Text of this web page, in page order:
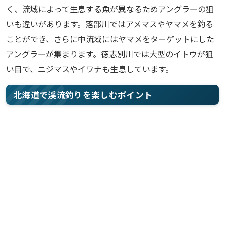
く、流域によって生息する魚が異なるためアングラーの狙
いも違いがあります。落部川ではアメマスやヤマメを釣る
ことができ、さらに中流域にはヤマメをターゲットにした
アングラーが集まります。徳志別川では大型のイトウが狙
い目で、ニジマスやイワナも生息しています。
北海道で渓流釣りを楽しむポイント